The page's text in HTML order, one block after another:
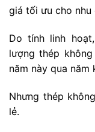
giá tối ưu cho nhu
Do tính linh
lượng thép
năm này qua năm
Nhưng thép
lẻ.